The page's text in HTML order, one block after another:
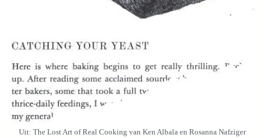
Uit: The Lost Art of Real Cooking van Ken Albala en Rosanna Nafziger